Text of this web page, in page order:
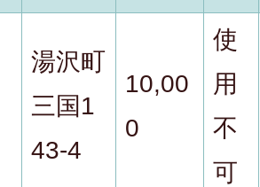
湯沢町
三国1
43-4
10,00
0
使
用
不
可